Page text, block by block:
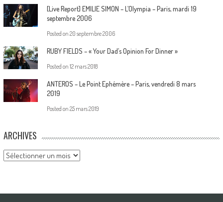
[Live Report] EMILIE SIMON – L’Olympia – Paris, mardi 19
septembre 2006
Posted on 20 septembre 2006
RUBY FIELDS – « Your Dad’s Opinion For Dinner »
Posted on 12 mars 2018
ANTEROS – Le Point Ephémère – Paris, vendredi 8 mars
2019
Posted on 25 mars 2019
ARCHIVES
Archives